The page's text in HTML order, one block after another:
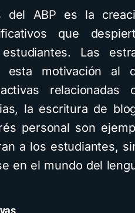
del ABP es la
que
Las
esta motivación al
relacionadas
la escritura de
personal son
a los estudiantes,
en el mundo del